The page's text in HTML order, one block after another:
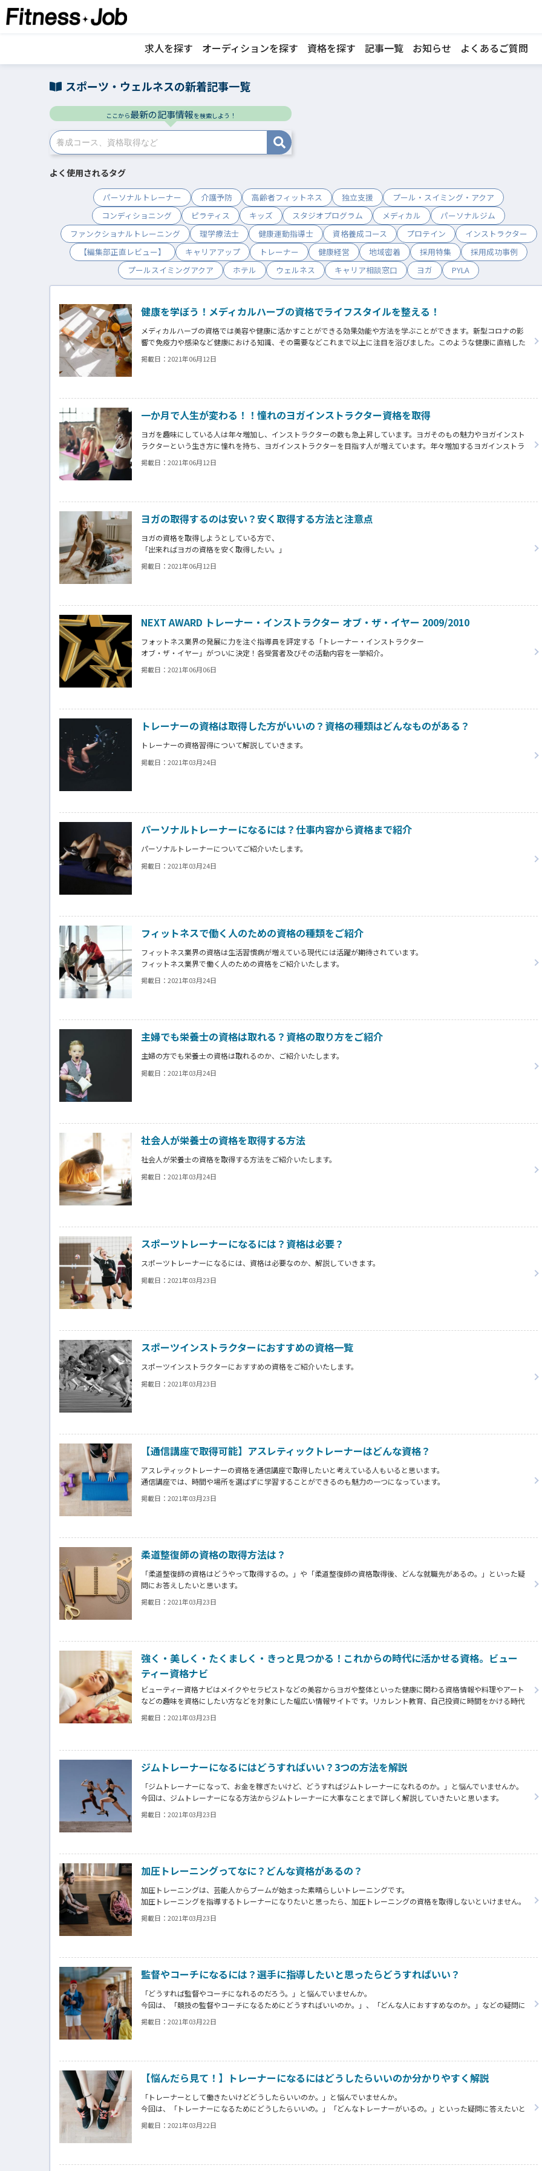
求人を探す オーディションを探す 資格を探す 記事一覧 お知らせ よくあるご質問
スポーツ・ウェルネスの新着記事一覧
ここから最新の記事情報を検索しよう！
よく使用されるタグ
パーソナルトレーナー 介護予防 高齢者フィットネス 独立支援
プール・スイミング・アクア
コンディショニング
ピラティス キッズ スタジオプログラム メディカル
パーソナルジム
ファンクショナルトレーニング
理学療法士 健康運動指導士 資格養成コース プロテイン
インストラクター
【編集部正直レビュー】
キャリアアップ トレーナー 健康経営 地域密着 採用特集
採用成功事例
プールスイミングアクア
ホテル ウェルネス キャリア相談窓口 ヨガ PYLA
健康を学ぼう！メディカルハーブの資格でライフスタイルを整える！
メディカルハーブの資格では美容や健康に活かすことができる効果効能や方法を学ぶことができます。新型コロナの影
響で免疫力や感染など健康における知識、その需要などこれまで以上に注目を浴びました。このような健康に直結した
メディカルハーブの資格を学び、資格を取得することで今後必要とされる企業への就職や自身の生活自体にも活かし生
活を見直すこともできます。
掲載日： 2021年06月12日
一か月で人生が変わる！！憧れのヨガインストラクター資格を取得
ヨガを趣味にしている人は年々増加し、インストラクターの数も急上昇しています。ヨガそのもの魅力やヨガインスト
ラクターという生き方に憧れを持ち、ヨガインストラクターを目指す人が増えています。年々増加するヨガインストラ
クターの中で一歩リードするためには、できるだけ短期間で資格を取得し実際にレッスンを行うことをお勧めします。
そこでヨガ資格を短期で取得する方法とメリットやデメリットなどをご紹介します。
掲載日： 2021年06月12日
ヨガの取得するのは安い？安く取得する方法と注意点
ヨガの資格を取得しようとしている方で、
「出来ればヨガの資格を安く取得したい。」
「安く取得するにはどうしたらいいんだろう。」
とお悩みの方もいるのではないでしょうか。
ぜひ参考にしてみてください。
掲載日： 2021年06月12日
NEXT AWARD トレーナー・インストラクター オブ・ザ・イヤー 2009/2010
フォットネス業界の発展に力を注ぐ指導員を評定する「トレーナー・インストラクター
オブ・ザ・イヤー」がついに決定！各受賞者及びその活動内容を一挙紹介。
掲載日： 2021年06月06日
トレーナーの資格は取得した方がいいの？資格の種類はどんなものがある？
トレーナーの資格習得について解説していきます。
掲載日： 2021年03月24日
パーソナルトレーナーになるには？仕事内容から資格まで紹介
パーソナルトレーナーについてご紹介いたします。
掲載日： 2021年03月24日
フィットネスで働く人のための資格の種類をご紹介
フィットネス業界の資格は生活習慣病が増えている現代には活躍が期待されています。
フィットネス業界で働く人のための資格をご紹介いたします。
掲載日： 2021年03月24日
主婦でも栄養士の資格は取れる？資格の取り方をご紹介
主婦の方でも栄養士の資格は取れるのか、ご紹介いたします。
掲載日： 2021年03月24日
社会人が栄養士の資格を取得する方法
社会人が栄養士の資格を取得する方法をご紹介いたします。
掲載日： 2021年03月24日
スポーツトレーナーになるには？資格は必要？
スポーツトレーナーになるには、資格は必要なのか、解説していきます。
掲載日： 2021年03月23日
スポーツインストラクターにおすすめの資格一覧
スポーツインストラクターにおすすめの資格をご紹介いたします。
掲載日： 2021年03月23日
【通信講座で取得可能】アスレティックトレーナーはどんな資格？
アスレティックトレーナーの資格を通信講座で取得したいと考えている人もいると思います。
通信講座では、時間や場所を選ばずに学習することができるのも魅力の一つになっています。
そこで今回は、アスレティックトレーナーの資格を通信講座で取得する方法などを解説していきます。
アスレティックトレーナーの資格に興味があり、通信講座での取得を考えている方は、ぜひ最後までご覧ください。
掲載日： 2021年03月23日
柔道整復師の資格の取得方法は？
「柔道整復師の資格はどうやって取得するの。」や「柔道整復師の資格取得後、どんな就職先があるの。」といった疑
問にお答えしたいと思います。
整体に通う高齢者が増加し、日本で柔道整復師の需要は高くなります。
ただ、柔道整復師の資格取得に不安があるのも分かります。
掲載日： 2021年03月23日
強く・美しく・たくましく・きっと見つかる！これからの時代に活かせる資格。ビュー
ティー資格ナビ
ビューティー資格ナビはメイクやセラピストなどの美容からヨガや整体といった健康に関わる資格情報や料理やアート
などの趣味を資格にしたい方などを対象にした幅広い情報サイトです。リカレント教育、自己投資に時間をかける時代
の今、活躍する女性を応援します。
自分のスキルをカタチに、転職や副業などを考えている方にも役立つ最新の情報をお届けします。
掲載日： 2021年03月23日
ジムトレーナーになるにはどうすればいい？3つの方法を解説
「ジムトレーナーになって、お金を稼ぎたいけど、どうすればジムトレーナーになれるのか。」と悩んでいませんか。
今回は、ジムトレーナーになる方法からジムトレーナーに大事なことまで詳しく解説していきたいと思います。
憧れのジムトレーナーになるのはそんなに難しいことではないと分かります。
掲載日： 2021年03月23日
加圧トレーニングってなに？どんな資格があるの？
加圧トレーニングは、芸能人からブームが始まった素晴らしいトレーニングです。
加圧トレーニングを指導するトレーナーになりたいと思ったら、加圧トレーニングの資格を取得しないといけません。
今回は、「加圧トレーニングを指導するにはどんな資格を取得する必要があるの。」、「そもそも加圧トレーニングっ
てなに。」といった疑問にお答えしたいと思います。
掲載日： 2021年03月23日
監督やコーチになるには？選手に指導したいと思ったらどうすればいい？
「どうすれば監督やコーチになれるのだろう。」と悩んでいませんか。
今回は、「競技の監督やコーチになるためにどうすればいいのか。」、「どんな人におすすめなのか。」などの疑問に
お答えしたいと思います。
この記事を読めば、監督・コーチとして成功するためにどんなことをすればいいか分かります。
掲載日： 2021年03月22日
【悩んだら見て！】トレーナーになるにはどうしたらいいのか分かりやすく解説
「トレーナーとして働きたいけどどうしたらいいのか。」と悩んでいませんか。
今回は、「トレーナーになるためにどうしたらいいの。」「どんなトレーナーがいるの。」といった疑問に答えたいと
この記事を読めば、「自分のなりたいトレーナーとはなにか」と「どうすればなる事が出来るのか」という事が分かり
掲載日： 2021年03月22日